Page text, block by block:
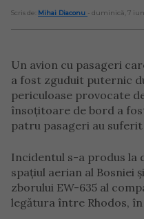
Scris de: Mihai Diaconu - duminică, 7
Un avion cu pasageri
a fost zguduit puternic
periculoase provocate
însoțitoare de bord a
patru pasageri au
Incidentul s-a produs la
spațiul aerian al Bosniei
zborului EW-635 al
legătura între Rhodos,